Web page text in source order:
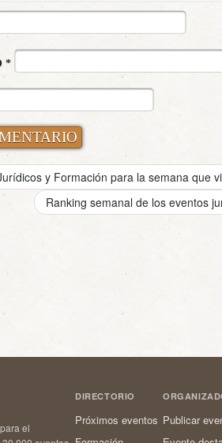
*
y Formación para la semana que
Ranking semanal de los eventos
el
DIRECTORIO
Próximos eventos Publicar